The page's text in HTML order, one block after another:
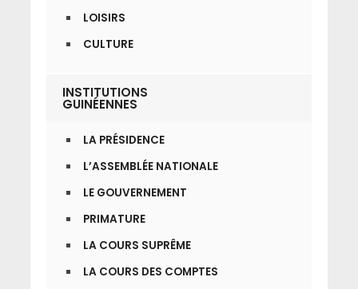
LOISIRS
CULTURE
INSTITUTIONS
GUINÉENNES
LA PRÉSIDENCE
L’ASSEMBLÉE NATIONALE
LE GOUVERNEMENT
PRIMATURE
LA COURS SUPRÊME
LA COURS DES COMPTES